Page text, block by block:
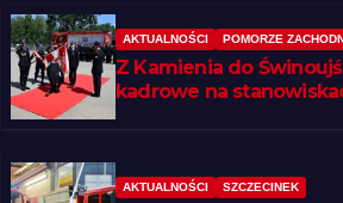
AKTUALNOŚCI POMORZE
Z Kamienia do
kadrowe na
AKTUALNOŚCI SZCZECINEK